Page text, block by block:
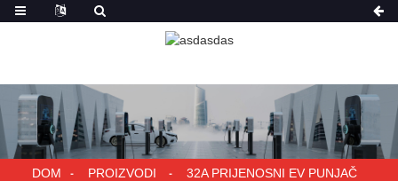
DOM PROIZVODI 32A PRIJENOSNI EV PUNJAČ